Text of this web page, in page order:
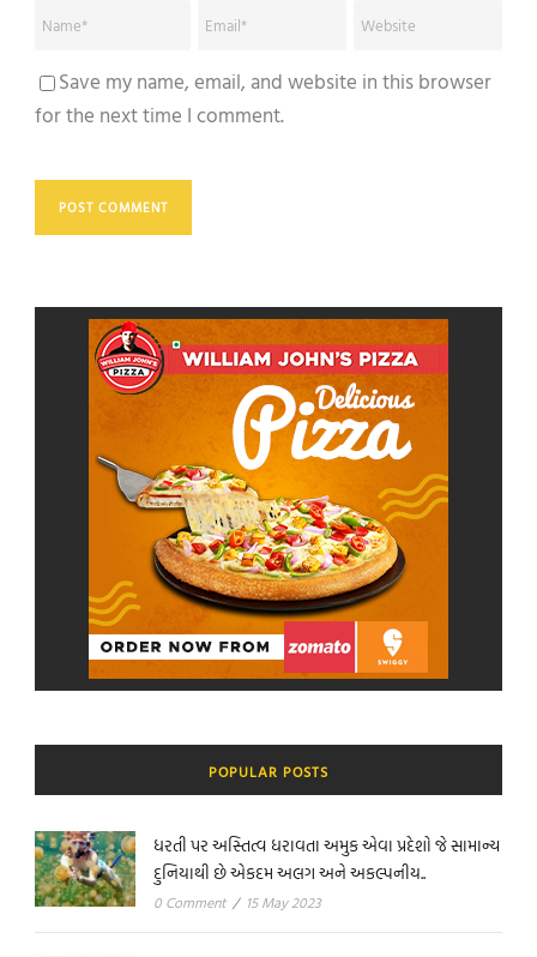
Save my name, email, and website in this browser
for the next time I comment.
POPULAR POSTS
ધરતી પર અસ્તિત્વ ધરાવતા અમુક એવા પ્રદેશો જે સામાન્ય
દુનિયાથી છે એકદમ અલગ અને અકલ્પનીય..
0 Comment / 15 May 2023